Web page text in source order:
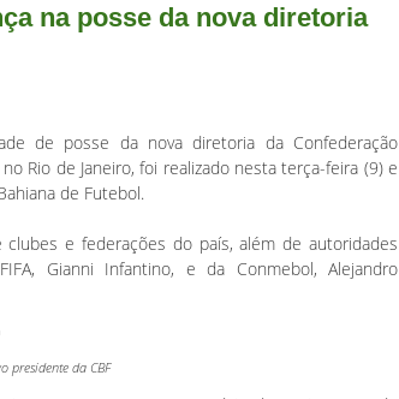
na posse da nova diretoria
de posse da nova diretoria da Confederação
Rio de Janeiro, foi realizado nesta terça-feira (9) e
de Futebol.
e federações do país, além de autoridades
Gianni Infantino, e da Conmebol, Alejandro
presidente da CBF